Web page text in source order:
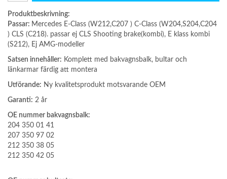
Produktbeskrivning:
Passar: Mercedes E-Class (W212,C207 ) C-Class (W204,S204,C204
) CLS (C218). passar ej CLS Shooting brake(kombi), E klass kombi
(S212), Ej AMG-modeller
Satsen innehåller: Komplett med bakvagnsbalk, bultar och
länkarmar färdig att montera
Utförande: Ny kvalitetsprodukt motsvarande OEM
Garanti: 2 år
OE nummer bakvagnsbalk:
204 350 01 41
207 350 97 02
212 350 38 05
212 350 42 05